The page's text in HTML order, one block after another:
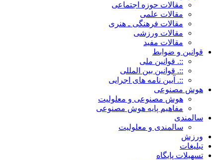
مقالات حوزه اجتماعی
مقالات علمی
مقالات فرهنگی ـ هنری
مقالات ورزشی
مقالات مفید
قوانین و ضوابط
::. قوانین ملی
::. قوانین بین المللی
::. آیین نامه های اجرایی
هوش مصنوعی
هوش مصنوعی و معلولیت
مفاهیم پایه هوش مصنوعی
سالمندی
سالمندی و معلولیت
ورزش
تبلیغات
تسهیلات پایگاه